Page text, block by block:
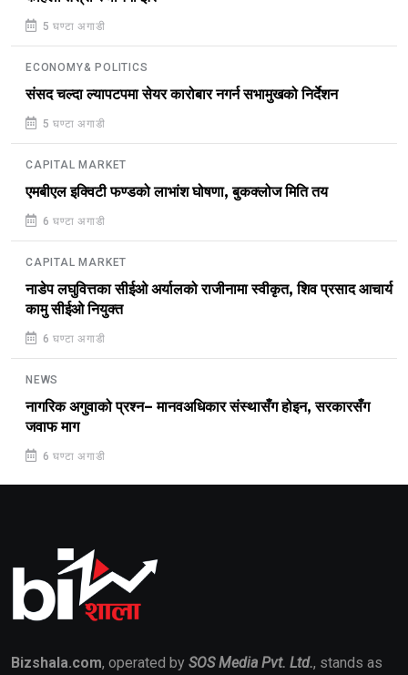
5 घण्टा अगाडी
ECONOMY& POLITICS
संसद चल्दा ल्यापटपमा सेयर कारोबार नगर्न सभामुखको निर्देशन
5 घण्टा अगाडी
CAPITAL MARKET
एमबीएल इक्विटी फण्डको लाभांश घोषणा, बुकक्लोज मिति तय
6 घण्टा अगाडी
CAPITAL MARKET
नाडेप लघुवित्तका सीईओ अर्यालको राजीनामा स्वीकृत, शिव प्रसाद आचार्य
कामु सीईओ नियुक्त
6 घण्टा अगाडी
NEWS
नागरिक अगुवाको प्रश्न– मानवअधिकार संस्थासँग होइन, सरकारसँग
जवाफ माग
6 घण्टा अगाडी
Bizshala.com, operated by SOS Media Pvt. Ltd., stands as